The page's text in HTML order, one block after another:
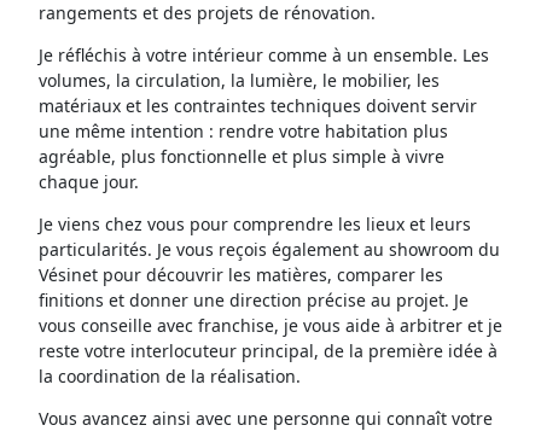
rangements et des projets de rénovation.
Je réfléchis à votre intérieur comme à un ensemble. Les
volumes, la circulation, la lumière, le mobilier, les
matériaux et les contraintes techniques doivent servir
une même intention : rendre votre habitation plus
agréable, plus fonctionnelle et plus simple à vivre
chaque jour.
Je viens chez vous pour comprendre les lieux et leurs
particularités. Je vous reçois également au showroom du
Vésinet pour découvrir les matières, comparer les
finitions et donner une direction précise au projet. Je
vous conseille avec franchise, je vous aide à arbitrer et je
reste votre interlocuteur principal, de la première idée à
la coordination de la réalisation.
Vous avancez ainsi avec une personne qui connaît votre